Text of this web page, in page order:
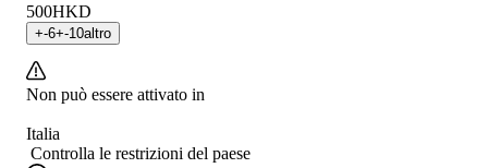
500HKD
+-6+-10altro
Non può essere attivato in
Italia
Controlla le restrizioni del paese